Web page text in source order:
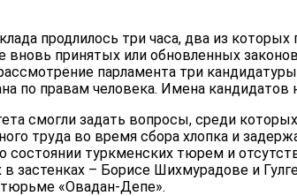
продлилось три часа, два из
вновь принятых или обновленных
парламента три
по правам человека. Имена кандидатов
смогли задать вопросы, среди
труда во время сбора хлопка и
состоянии туркменских тюрем и
в застенках – Борисе Шихмурадове и
«Овадан-Депе».